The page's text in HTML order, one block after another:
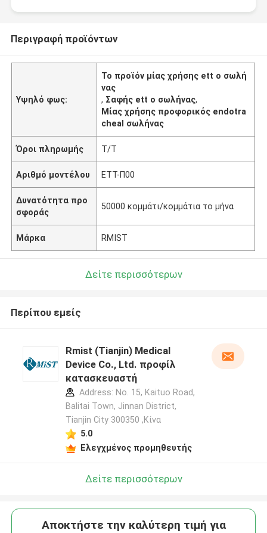
Περιγραφή προϊόντων
Υψηλό φως:
Το προϊόν μίας χρήσης ett ο σωλή
νας
, Σαφής ett ο σωλήνας,
Μίας χρήσης προφορικός endotra
cheal σωλήνας
Όροι πληρωμής T/T
Αριθμό μοντέλου ΕΤΤ-Π00
Δυνατότητα προ
σφοράς
50000 κομμάτι/κομμάτια το μήνα
Μάρκα RMIST
Δείτε περισσότερων
Περίπου εμείς
Rmist (Tianjin) Medical
Device Co., Ltd. προφίλ
κατασκευαστή
Address: No. 15, Kaituo Road,
Balitai Town, Jinnan District,
Tianjin City 300350 ,Κίνα
5.0
Ελεγχμένος προμηθευτής
Δείτε περισσότερων
Αποκτήστε την καλύτερη τιμή για